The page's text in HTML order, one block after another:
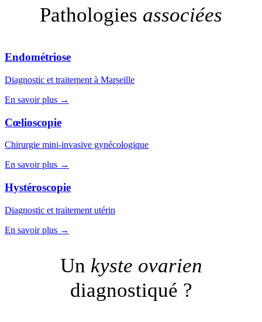
Pathologies associées
Endométriose
Diagnostic et traitement à Marseille
En savoir plus →
Cœlioscopie
Chirurgie mini-invasive gynécologique
En savoir plus →
Hystéroscopie
Diagnostic et traitement utérin
En savoir plus →
Un kyste ovarien
diagnostiqué ?